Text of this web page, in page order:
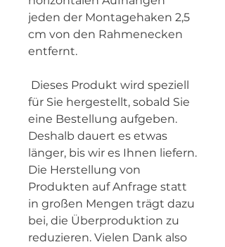
jeden der Montagehaken 2,5
cm von den Rahmenecken
entfernt.
für Sie hergestellt, sobald Sie
eine Bestellung aufgeben.
Deshalb dauert es etwas
länger, bis wir es Ihnen liefern.
Die Herstellung von
Produkten auf Anfrage statt
in großen Mengen trägt dazu
bei, die Überproduktion zu
reduzieren. Vielen Dank also